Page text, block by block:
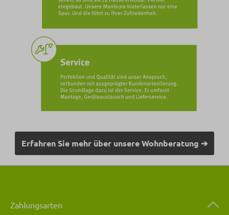
Erfahren Sie mehr über unsere Wohnberatung ➔
Zahlungsarten